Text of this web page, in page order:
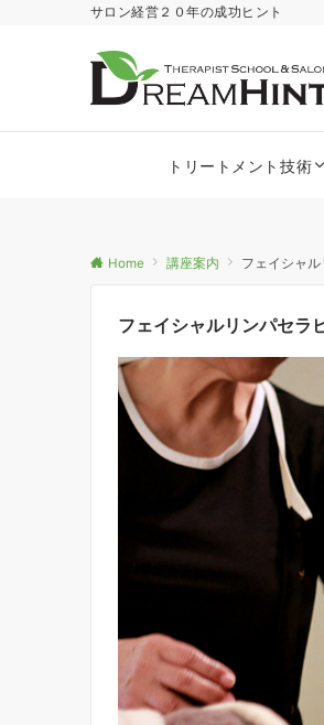
サロン経営２０年の成功ヒント
トリートメント技術
Home 講座案内 フェイシャ
フェイシャルリンパセラ